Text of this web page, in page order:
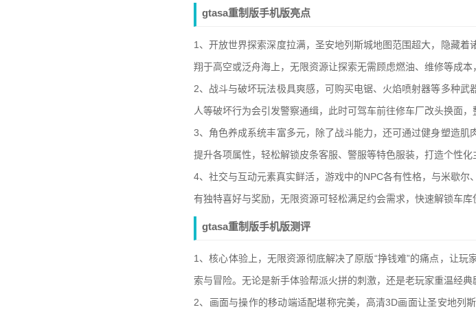
gtasa重制版手机版亮点
1、开放世界探索深度拉满，圣安地列斯城地图范围超大，隐藏
翔于高空或泛舟海上，无限资源让探索无需顾虑燃油、维修等成本
2、战斗与破坏玩法极具爽感，可购买电锯、火焰喷射器等多种
人等破坏行为会引发警察通缉，此时可驾车前往修车厂改头换面，
3、角色养成系统丰富多元，除了战斗能力，还可通过健身塑造
提升各项属性，轻松解锁皮条客服、警服等特色服装，打造个性化
4、社交与互动元素真实鲜活，游戏中的NPC各有性格，与米歇
有独特喜好与奖励，无限资源可轻松满足约会需求，快速解锁车库
gtasa重制版手机版测评
1、核心体验上，无限资源彻底解决了原版“挣钱难”的痛点，让
索与冒险。无论是新手体验帮派火拼的刺激，还是老玩家重温经典
2、画面与操作的移动端适配堪称完美，高清3D画面让圣安地列